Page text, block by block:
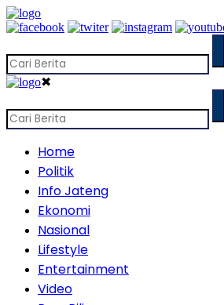
✖
Home
Politik
Info Jateng
Ekonomi
Nasional
Lifestyle
Entertainment
Video